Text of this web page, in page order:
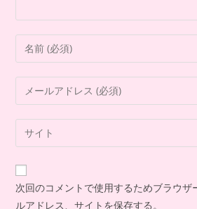
次回のコメントで使用するためブラウザ
ルアドレス、サイトを保存する。